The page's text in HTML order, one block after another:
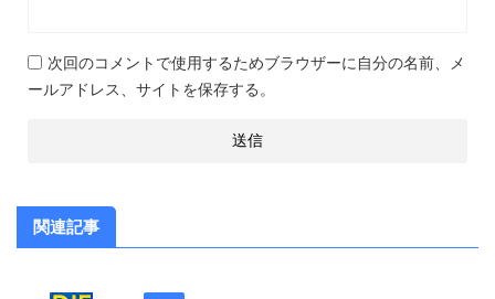
次回のコメントで使用するためブラウザーに自分の名前、メ
ールアドレス、サイトを保存する。
関連記事